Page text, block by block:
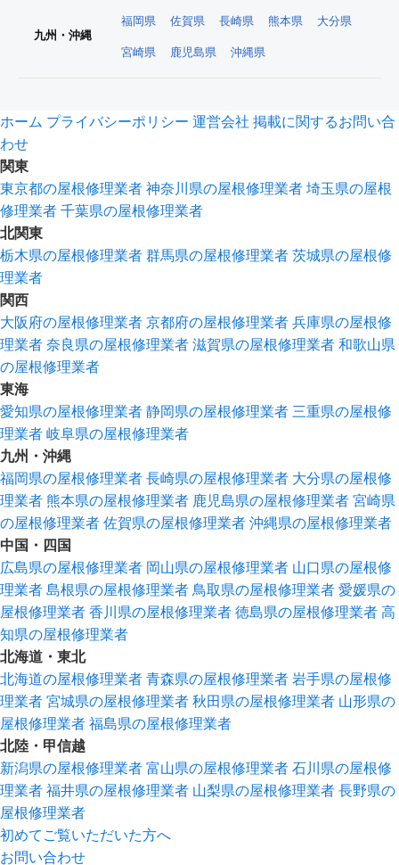
九州・沖縄
福岡県 佐賀県 長崎県 熊本県 大分県
宮崎県 鹿児島県 沖縄県
ホーム プライバシーポリシー 運営会社 掲載に関するお問い合
わせ
関東
東京都の屋根修理業者 神奈川県の屋根修理業者 埼玉県の屋根
修理業者 千葉県の屋根修理業者
北関東
栃木県の屋根修理業者 群馬県の屋根修理業者 茨城県の屋根修
理業者
関西
大阪府の屋根修理業者 京都府の屋根修理業者 兵庫県の屋根修
理業者 奈良県の屋根修理業者 滋賀県の屋根修理業者 和歌山県
の屋根修理業者
東海
愛知県の屋根修理業者 静岡県の屋根修理業者 三重県の屋根修
理業者 岐阜県の屋根修理業者
九州・沖縄
福岡県の屋根修理業者 長崎県の屋根修理業者 大分県の屋根修
理業者 熊本県の屋根修理業者 鹿児島県の屋根修理業者 宮崎県
の屋根修理業者 佐賀県の屋根修理業者 沖縄県の屋根修理業者
中国・四国
広島県の屋根修理業者 岡山県の屋根修理業者 山口県の屋根修
理業者 島根県の屋根修理業者 鳥取県の屋根修理業者 愛媛県の
屋根修理業者 香川県の屋根修理業者 徳島県の屋根修理業者 高
知県の屋根修理業者
北海道・東北
北海道の屋根修理業者 青森県の屋根修理業者 岩手県の屋根修
理業者 宮城県の屋根修理業者 秋田県の屋根修理業者 山形県の
屋根修理業者 福島県の屋根修理業者
北陸・甲信越
新潟県の屋根修理業者 富山県の屋根修理業者 石川県の屋根修
理業者 福井県の屋根修理業者 山梨県の屋根修理業者 長野県の
屋根修理業者
初めてご覧いただいた方へ
お問い合わせ